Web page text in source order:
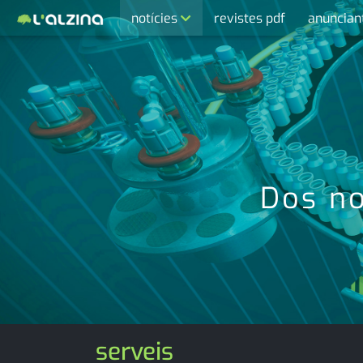
notícies
últimes notícies
activitats
agenda
cultura
economia
empresa
entrevista
esports
medi ambient
opinió
revistes pdf
Dos
serveis